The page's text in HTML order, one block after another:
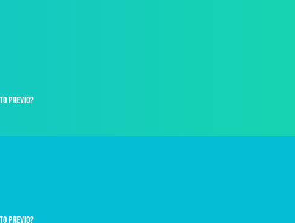
previo?
previo?